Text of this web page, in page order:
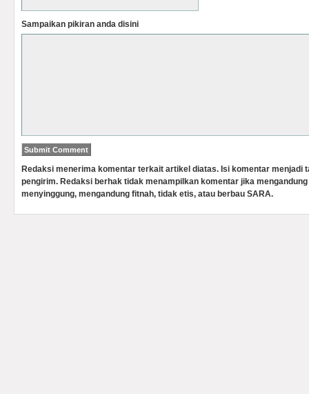
Sampaikan pikiran anda disini
Redaksi menerima komentar terkait artikel diatas. Isi komentar menjadi
pengirim. Redaksi berhak tidak menampilkan komentar jika
menyinggung, mengandung fitnah, tidak etis, atau berbau SARA.